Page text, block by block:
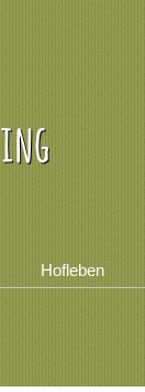
Hofleben